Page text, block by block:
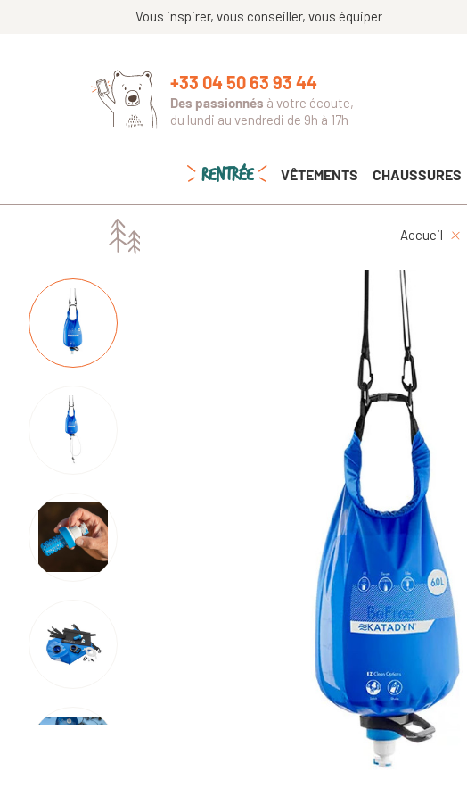
Vous inspirer, vous conseiller, vous équiper
+33 04 50 63 93 44
Des passionnés à votre écoute,
du lundi au vendredi de 9h à 17h
RENTRÉE VÊTEMENTS CHAUSSURES
Accueil